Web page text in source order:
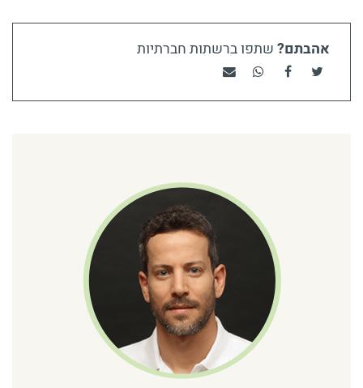
אהבתם? שתפו ברשתות חברתיות
שתפו בטוויטר
שתפו בפייסבוק
שתפו בוואטסאפ
שתף בדוא"ל